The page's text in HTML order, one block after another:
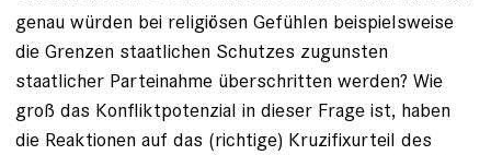
genau würden bei religiösen Gefühlen beispielsweise
die Grenzen staatlichen Schutzes zugunsten
staatlicher Parteinahme überschritten werden? Wie
groß das Konfliktpotenzial in dieser Frage ist, haben
die Reaktionen auf das (richtige) Kruzifixurteil des